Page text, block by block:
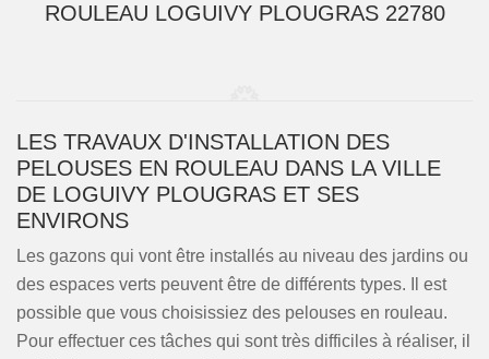
ROULEAU LOGUIVY PLOUGRAS 22780
LES TRAVAUX D'INSTALLATION DES
PELOUSES EN ROULEAU DANS LA VILLE
DE LOGUIVY PLOUGRAS ET SES
ENVIRONS
Les gazons qui vont être installés au niveau des jardins ou
des espaces verts peuvent être de différents types. Il est
possible que vous choisissiez des pelouses en rouleau.
Pour effectuer ces tâches qui sont très difficiles à réaliser, il